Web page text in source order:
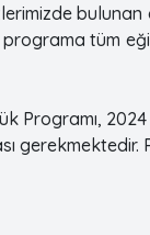
tüm
Programı,